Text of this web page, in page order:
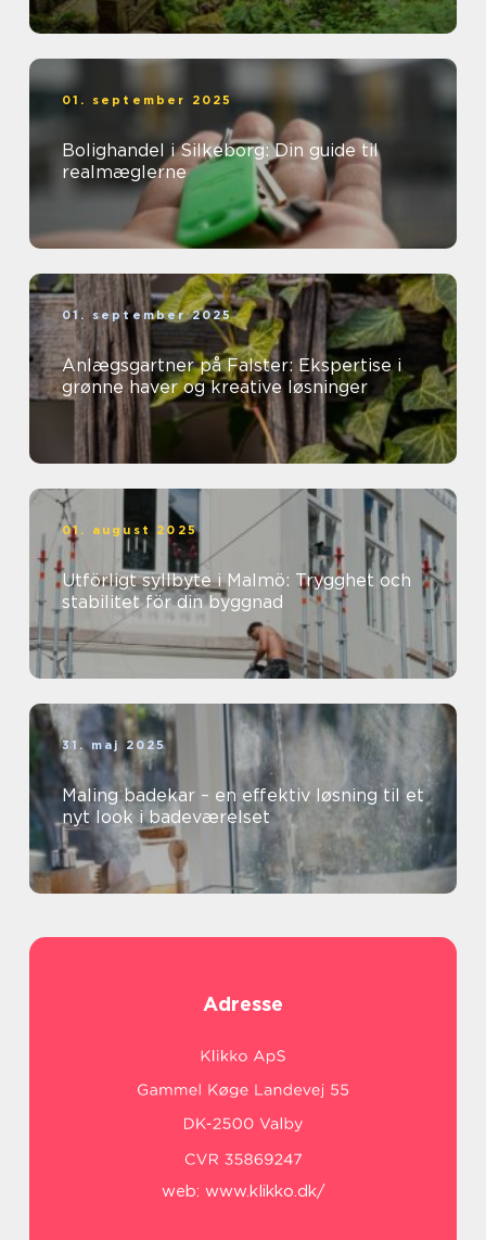
01. september 2025
Bolighandel i Silkeborg: Din guide til
realmæglerne
01. september 2025
Anlægsgartner på Falster: Ekspertise i
grønne haver og kreative løsninger
01. august 2025
Utförligt syllbyte i Malmö: Trygghet och
stabilitet för din byggnad
31. maj 2025
Maling badekar – en effektiv løsning til et
nyt look i badeværelset
Adresse
web: www.klikko.dk/